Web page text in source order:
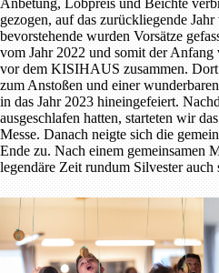
Anbetung, Lobpreis und Beichte
gezogen, auf das zurückliegende
bevorstehende wurden Vorsätze
vom Jahr 2022 und somit der
vor dem KISIHAUS zusammen.
zum Anstoßen und einer
in das Jahr 2023 hineingefeiert.
ausgeschlafen hatten, starteten wir
Messe. Danach neigte sich die
Ende zu. Nach einem gemeinsamen
legendäre Zeit rundum Silvester